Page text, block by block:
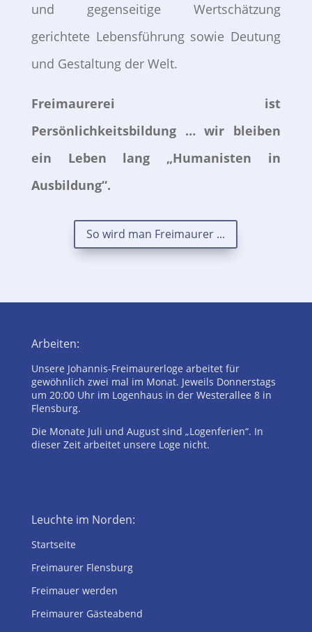
und gegenseitige Wertschätzung
gerichtete Lebensführung sowie Deutung
und Gestaltung der Welt.
Freimaurerei ist
Persönlichkeitsbildung … wir bleiben
ein Leben lang
„Humanisten in
Ausbildung“.
So wird man Freimaurer ...
Arbeiten:
Unsere Johannis-Freimaurerloge arbeitet für
gewöhnlich zwei mal im Monat. Jeweils Donnerstags
um 20:00 Uhr im Logenhaus in der Westerallee 8 in
Flensburg.
Die Monate Juli und August sind „Logenferien“. In
dieser Zeit arbeitet unsere Loge nicht.
Leuchte im Norden:
Startseite
Freimaurer Flensburg
Freimauer werden
Freimaurer Gästeabend